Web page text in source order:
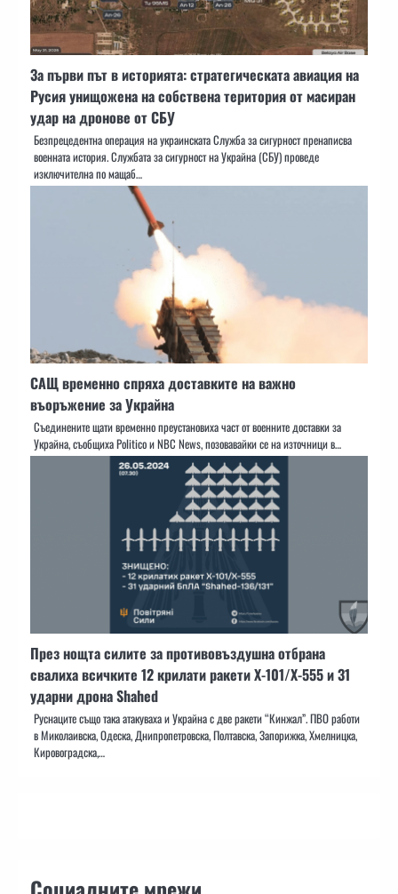
За първи път в историята: стратегическата авиация на
Русия унищожена на собствена територия от масиран
удар на дронове от СБУ
Безпрецедентна операция на украинската Служба за сигурност пренаписва
военната история. Службата за сигурност на Украйна (СБУ) проведе
изключителна по мащаб…
САЩ временно спряха доставките на важно
въоръжение за Украйна
Съединените щати временно преустановиха част от военните доставки за
Украйна, съобщиха Politico и NBC News, позовавайки се на източници в…
През нощта силите за противовъздушна отбрана
свалиха всичките 12 крилати ракети Х-101/Х-555 и 31
ударни дрона Shahed
Руснаците също така атакуваха и Украйна с две ракети “Кинжал”. ПВО работи
в Миколаивска, Одеска, Днипропетровска, Полтавска, Запорижка, Хмелницка,
Кировоградска,…